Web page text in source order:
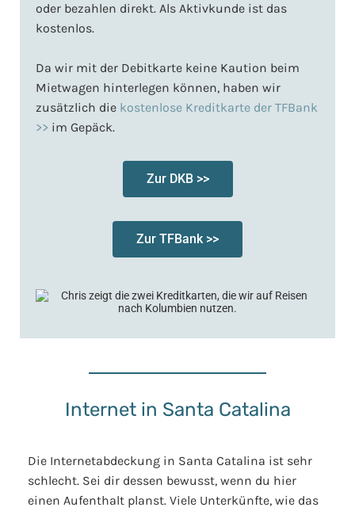
oder bezahlen direkt. Als Aktivkunde ist das
kostenlos.
Da wir mit der Debitkarte keine Kaution beim
Mietwagen hinterlegen können, haben wir
zusätzlich die kostenlose Kreditkarte der TFBank
>> im Gepäck.
Zur DKB >>
Zur TFBank >>
Internet in Santa Catalina
Die Internetabdeckung in Santa Catalina ist sehr
schlecht. Sei dir dessen bewusst, wenn du hier
einen Aufenthalt planst. Viele Unterkünfte, wie das